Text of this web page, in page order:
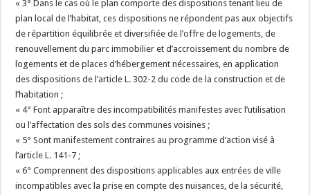
« 3° Dans le cas où le plan comporte des dispositions tenant lieu de
plan local de l’habitat, ces dispositions ne répondent pas aux objectifs
de répartition équilibrée et diversifiée de l’offre de logements, de
renouvellement du parc immobilier et d’accroissement du nombre de
logements et de places d’hébergement nécessaires, en application
des dispositions de l’article L. 302-2 du code de la construction et de
l’habitation ;
« 4° Font apparaître des incompatibilités manifestes avec l’utilisation
ou l’affectation des sols des communes voisines ;
« 5° Sont manifestement contraires au programme d’action visé à
l’article L. 141-7 ;
« 6° Comprennent des dispositions applicables aux entrées de ville
incompatibles avec la prise en compte des nuisances, de la sécurité,